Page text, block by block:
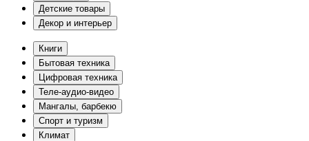
Детские товары
Декор и интерьер
Книги
Бытовая техника
Цифровая техника
Теле-аудио-видео
Мангалы, барбекю
Спорт и туризм
Климат